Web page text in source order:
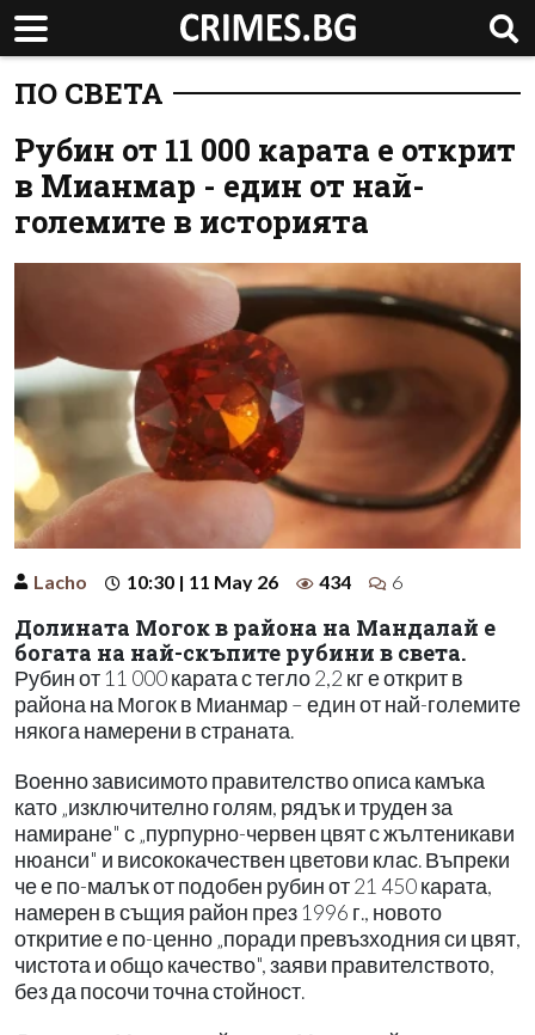
ПО СВЕТА
Рубин от 11 000 карата е открит
в Мианмар - един от най-
големите в историята
Lacho 10:30 | 11 May 26 434 6
Долината Могок в района на Мандалай е
богата на най-скъпите рубини в света.
Рубин от 11 000 карата с тегло 2,2 кг е открит в
района на Могок в Мианмар – един от най-големите
някога намерени в страната.
Военно зависимото правителство описа камъка
като „изключително голям, рядък и труден за
намиране" с „пурпурно-червен цвят с жълтеникави
нюанси" и висококачествен цветови клас. Въпреки
че е по-малък от подобен рубин от 21 450 карата,
намерен в същия район през 1996 г., новото
откритие е по-ценно „поради превъзходния си цвят,
чистота и общо качество", заяви правителството,
без да посочи точна стойност.